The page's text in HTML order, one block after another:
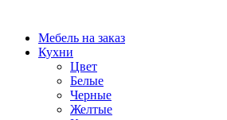
Мебель на заказ
Кухни
Цвет
Белые
Черные
Желтые